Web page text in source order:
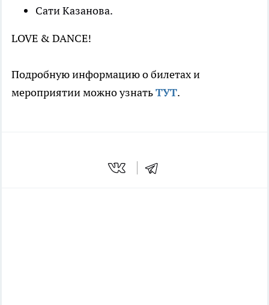
Сати Казанова.
LOVE & DANCE!
Подробную информацию о билетах и
мероприятии можно узнатьТУТ.